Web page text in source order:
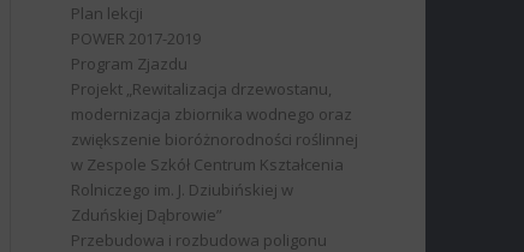
Plan lekcji
POWER 2017-2019
Program Zjazdu
Projekt „Rewitalizacja drzewostanu,
modernizacja zbiornika wodnego oraz
zwiększenie bioróżnorodności roślinnej
w Zespole Szkół Centrum Kształcenia
Rolniczego im. J. Dziubińskiej w
Zduńskiej Dąbrowie”
Przebudowa i rozbudowa poligonu